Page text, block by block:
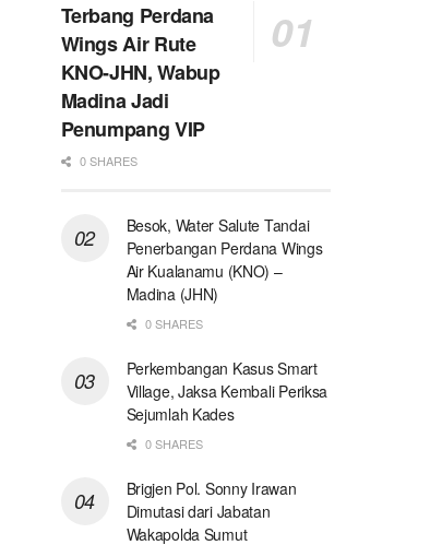
Terbang Perdana
Wings Air Rute
KNO-JHN, Wabup
Madina Jadi
Penumpang VIP
0 SHARES
Besok, Water Salute Tandai
Penerbangan Perdana Wings
Air Kualanamu (KNO) –
Madina (JHN)
0 SHARES
Perkembangan Kasus Smart
Village, Jaksa Kembali Periksa
Sejumlah Kades
0 SHARES
Brigjen Pol. Sonny Irawan
Dimutasi dari Jabatan
Wakapolda Sumut